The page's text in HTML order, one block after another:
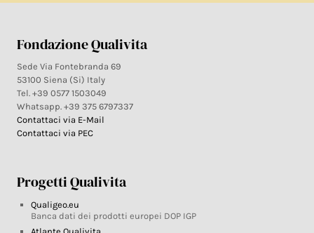
Fondazione Qualivita
Sede Via Fontebranda 69
53100 Siena (Si) Italy
Tel. +39 0577 1503049
Whatsapp. +39 375 6797337
Contattaci via E-Mail
Contattaci via PEC
Progetti Qualivita
Qualigeo.eu
Banca dati dei prodotti europei DOP IGP